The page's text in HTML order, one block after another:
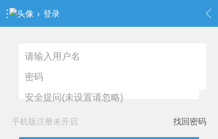
› 登录
安全提问(未设置请忽略)
手机版注册未开启 找回密码